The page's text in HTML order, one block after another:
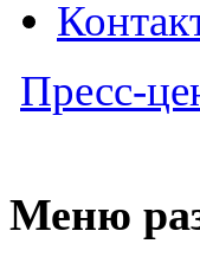
Пресс-
Меню